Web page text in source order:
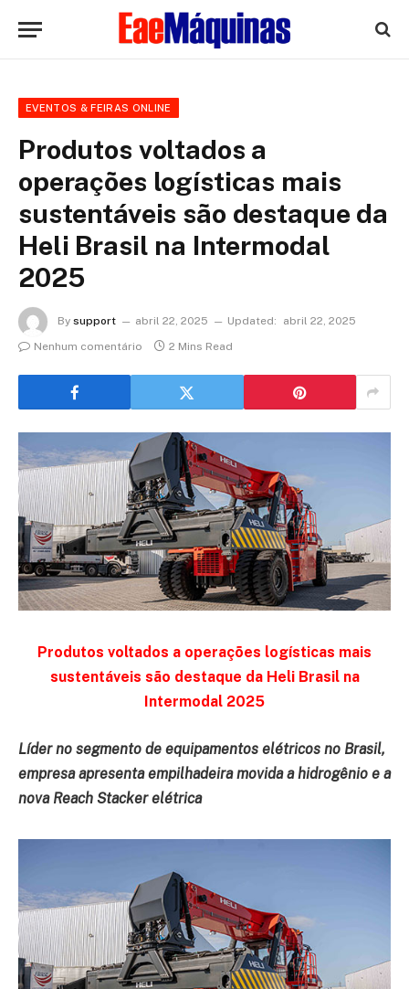
EVENTOS & FEIRAS ONLINE
Produtos voltados a
operações logísticas mais
sustentáveis são destaque da
Heli Brasil na Intermodal
2025
By support abril 22, 2025 Updated:
abril 22, 2025
Nenhum comentário
2 Mins Read
Produtos voltados a operações logísticas mais
sustentáveis são destaque da Heli Brasil na
Intermodal 2025
Líder no segmento de equipamentos elétricos no Brasil,
empresa apresenta empilhadeira movida a hidrogênio e a
nova Reach Stacker elétrica